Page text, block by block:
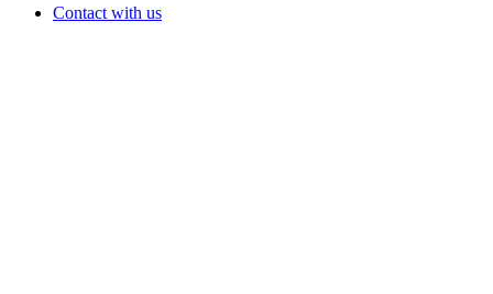
Contact with us